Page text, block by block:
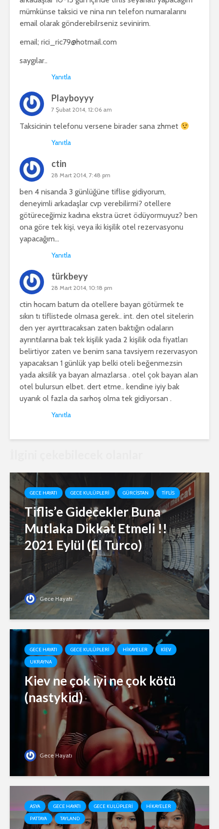
mümkünse taksici ve nina nın telefon numaralarını
email olarak gönderebilrseniz sevinirim.
email; rici_ric79@hotmail.com
saygılar..
Yanıtla
Playboyyy
7 Şubat 2014, 12:06 am
Taksicinin telefonu versene birader sana zhmet
Yanıtla
ctin
28 Mart 2014, 7:48 pm
ben 4 nisanda 3 günlüğüne tiflise gidiyorum,
deneyimli arkadaşlar cvp verebilirmi? otellere
götüreceğimiz kadına ekstra ücret ödüyormuyuz? ben
ona göre tek kişi, veya iki kişilik otel rezervasyonu
yapacağım…
Yanıtla
türkbeyy
28 Mart 2014, 10:18 pm
ctin hocam batum da otellere bayan götürmek te
sıkın tı tiflistede olmasa gerek.. int. den otel sitelerin
den yer ayırttıracaksan zaten baktığın odaların
ayrıntılarına bak tek kişilik yada 2 kişilik oda fiyatları
belirtiyor zaten ve benim sana tavsiyem rezervasyon
yapacaksan 1 günlük yap belki oteli beğenmezsin
yada aksilik ya bayan almazlarsa . otel çok bayan alan
otel bulursun elbet. dert etme.. kendine iyiy bak
uyanık ol fazla da sarhoş olma tek gidiyorsan .
Yanıtla
GECE HAYATI GECE KULÜPLERI GÜRCISTAN TIFLIS
Tiflis’e Gidecekler Buna
Mutlaka Dikkat Etmeli !!
2021 Eylül (El Turco)
Gece Hayatı
GECE HAYATI GECE KULÜPLERI HIKAYELER
KIEV
UKRAYNA
Kiev ne çok iyi ne çok kötü
(nastykid)
Gece Hayatı
ASYA GECE HAYATI GECE KULÜPLERI
HIKAYELER
PATTAYA
TAYLAND